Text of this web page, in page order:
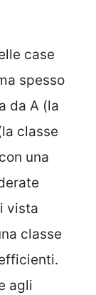
case
spesso
da A (la
classe
una
vista
classe
agli